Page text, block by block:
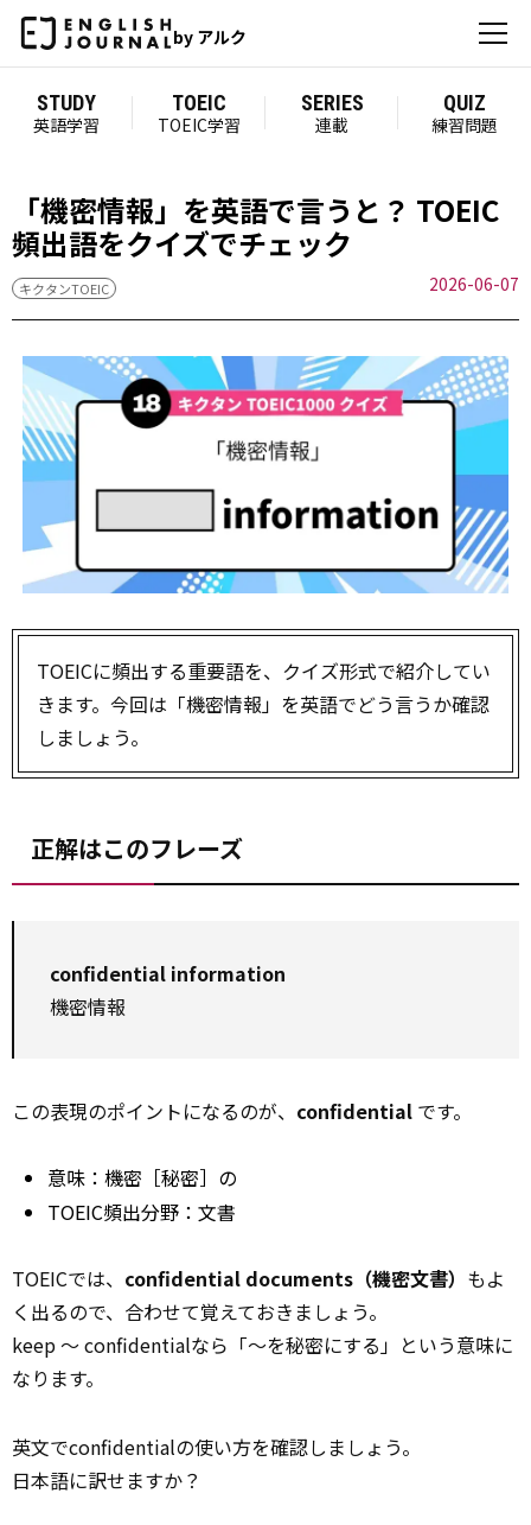
by アルク
STUDY
英語学習
TOEIC
TOEIC学習
SERIES
連載
QUIZ
練習問題
「機密情報」を英語で言うと？ TOEIC
頻出語をクイズでチェック
キクタンTOEIC 2026-06-07
TOEICに頻出する重要語を、クイズ形式で紹介してい
きます。今回は「機密情報」を英語でどう言うか確認
しましょう。
正解はこのフレーズ
confidential information
機密情報
この表現のポイントになるのが、 confidential です。
意味：機密［秘密］の
TOEIC頻出分野：文書
TOEICでは、 confidential documents（機密文書） もよ
く出るので、合わせて覚えておきましょう。
keep 〜 confidentialなら「〜を秘密にする」という意味に
なります。
英文でconfidentialの使い方を確認しましょう。
日本語に訳せますか？